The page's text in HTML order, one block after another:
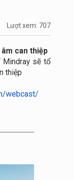
Lượt xem: 707
can thiệp
Mindray sẽ tổ
thiệp
webcast/